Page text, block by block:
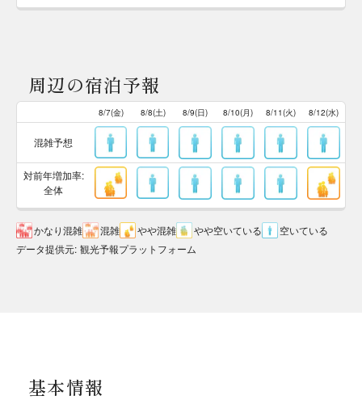
周辺の宿泊予報
8/7(金) 8/8(土) 8/9(日) 8/10(月) 8/11(火) 8/12(水)
混雑予想
対前年増加率:
全体
かなり混雑 混雑 やや混雑 やや空いている
空いている
データ提供元: 観光予報プラットフォーム
基本情報